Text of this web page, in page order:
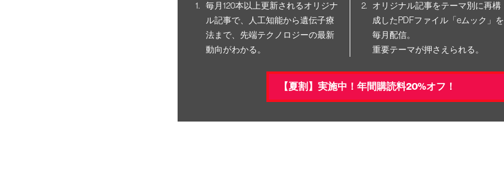
毎月120本以上更新されるオリジナ
ル記事で、人工知能から遺伝子療
法まで、先端テクノロジーの最新
動向がわかる。
オリジナル記事をテーマ別に再構
成したPDFファイル「eムック」を
毎月配信。
重要テーマが押さえられる。
【夏割】実施中！年間購読料20%オフ！